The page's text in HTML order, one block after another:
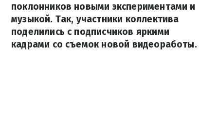
поклонников новыми экспериментами и
музыкой. Так, участники коллектива
поделились с подписчиков яркими
кадрами со съемок новой видеоработы.